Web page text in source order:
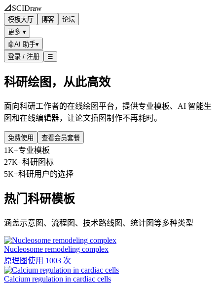
📐 SCIDraw
模板大厅 博客
论坛
更多 ▾
🤖AI 助手▾
登录 / 注册
☰
科研绘图，从此高效
面向科研工作者的在线绘图平台，提供专业模板、AI 智能生
图和在线编辑器，让论文插图制作不再耗时。
免费使用 查看会员套餐
1K+专业模板
27K+科研图标
5K+科研用户的选择
热门科研模板
涵盖示意图、流程图、技术路线图、统计图等多种类型
Nucleosome remodeling complex
原理图使用 1003 次
Calcium regulation in cardiac cells